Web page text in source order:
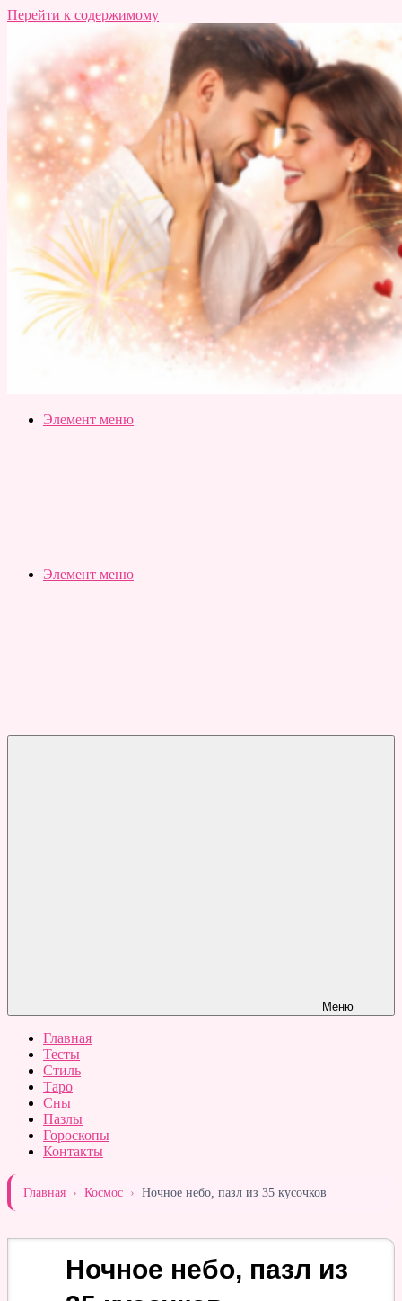
Перейти к содержимому
Slubovju.ru
Бесплатные
Элемент меню
Элемент меню
Меню
Главная
Тесты
Стиль
Таро
Сны
Пазлы
Гороскопы
Контакты
Главная › Космос › Ночное небо, пазл из 35 кусочков
Ночное небо, пазл из